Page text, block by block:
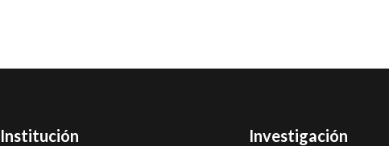
Institución Investigación